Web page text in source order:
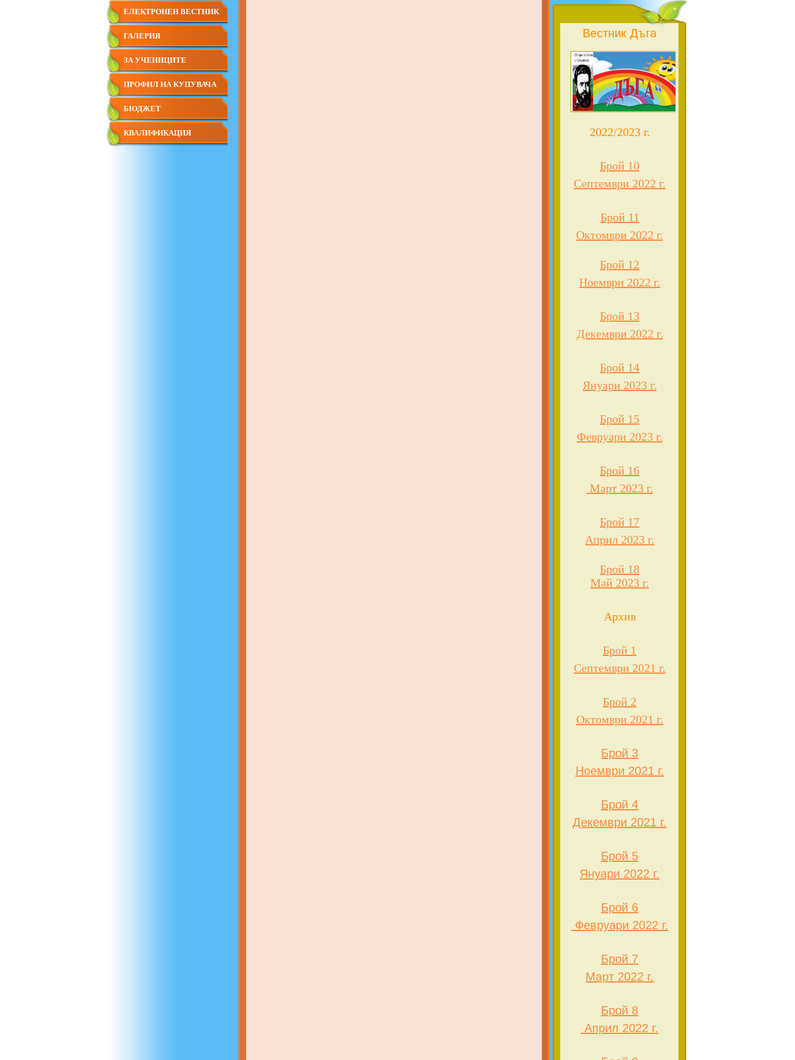
ОБСЛУЖВАНЕ
ЕЛЕКТРОНЕН ВЕСТНИК
ГАЛЕРИЯ
ЗА УЧЕНИЦИТЕ
ПРОФИЛ НА КУПУВАЧА
БЮДЖЕТ
КВАЛИФИКАЦИЯ
Вестник Дъга
2022/2023 г.
Брой 10
Септември 2022 г.
Брой 11
Октомври 2022 г.
Брой 12
Ноември 2022 г.
Брой 13
Декември 2022 г.
Брой 14
Януари 2023 г.
Брой 15
Февруари 2023 г.
Брой 16
Март 2023 г.
Брой 17
Април 2023 г.
Брой 18
Май 2023 г.
Архив
Брой 1
Септември 2021 г.
Брой 2
Октомври 2021 г.
Брой 3
Ноември 2021 г.
Брой 4
Декември 2021 г.
Брой 5
Януари 2022 г.
Брой 6
Февруари 2022 г.
Брой 7
Март 2022 г.
Брой 8
Април 2022 г.